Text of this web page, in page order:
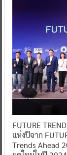
FUTURE
แห่งปีจาก
Trends Ahead